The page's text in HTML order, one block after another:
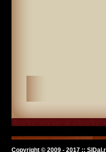
Copyright © 2009 - 2017 ::